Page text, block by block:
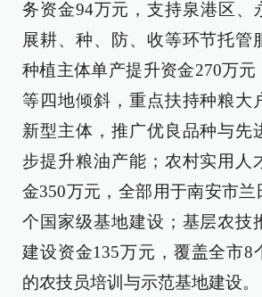
务资金94万元，支持泉港区、
展耕、种、防、收等环节托管
种植主体单产提升资金270万
等四地倾斜，重点扶持种粮大
新型主体，推广优良品种与先
步提升粮油产能；农村实用人
金350万元，全部用于南安市
个国家级基地建设；基层农技
建设资金135万元，覆盖全市8
的农技员培训与示范基地建设。